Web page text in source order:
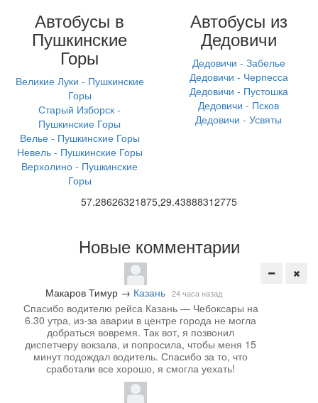
Автобусы в
Пушкинские
Горы
Великие Луки - Пушкинские
Горы
Старый Изборск -
Пушкинские Горы
Велье - Пушкинские Горы
Невель - Пушкинские Горы
Верхолино - Пушкинские
Горы
Автобусы из
Дедовичи
Дедовичи - Забелье
Дедовичи - Черпесса
Дедовичи - Пустошка
Дедовичи - Псков
Дедовичи - Усвяты
57.28626321875,29.43888312775
Новые комментарии
Макаров Тимур → Казань 24 часа назад
Спасибо водителю рейса Казань — Чебоксары на
6.30 утра, из-за аварии в центре города не могла
добраться вовремя. Так вот, я позвонил
диспетчеру вокзала, и попросила, чтобы меня 15
минут подождал водитель. Спасибо за то, что
сработали все хорошо, я смогла уехать!